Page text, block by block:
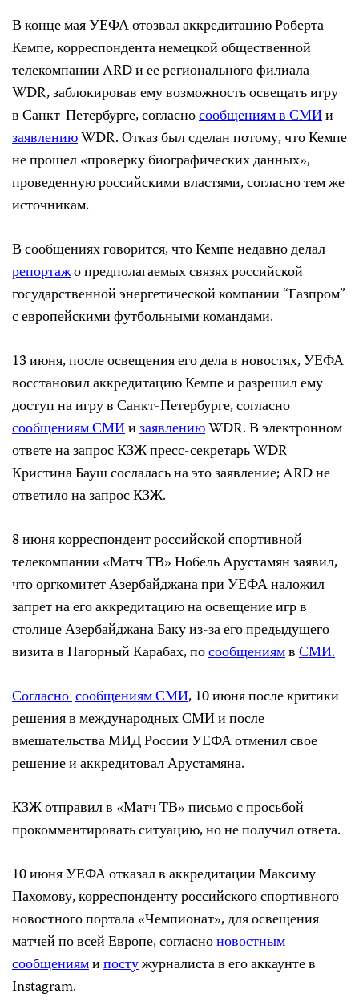
В конце мая УЕФА отозвал аккредитацию Роберта
Кемпе, корреспондента немецкой общественной
телекомпании ARD и ее регионального филиала
WDR, заблокировав ему возможность освещать игру
в Санкт-Петербурге, согласносообщениям в СМИи
заявлениюWDR. Отказ был сделан потому, что Кемпе
не прошел «проверку биографических данных»,
проведенную российскими властями, согласно тем же
источникам.
В сообщениях говорится, что Кемпе недавно делал
репортажо предполагаемых связях российской
государственной энергетической компании “Газпром”
с европейскими футбольными командами.
13 июня, после освещения его дела в новостях, УЕФА
восстановил аккредитацию Кемпе и разрешил ему
доступ на игру в Санкт-Петербурге, согласно
сообщениям СМИизаявлениюWDR. В электронном
ответе на запрос КЗЖ пресс-секретарь WDR
Кристина Бауш сослалась на это заявление; ARD не
ответило на запрос КЗЖ.
8 июня корреспондент российской спортивной
телекомпании «Матч ТВ» Нобель Арустамян заявил,
что оргкомитет Азербайджана при УЕФА наложил
запрет на его аккредитацию на освещение игр в
столице Азербайджана Баку из-за его предыдущего
визита в Нагорный Карабах, посообщениямвСМИ.
Согласносообщениям СМИ, 10 июня после критики
решения в международных СМИ и после
вмешательства МИД России УЕФА отменил свое
решение и аккредитовал Арустамяна.
КЗЖ отправил в «Матч ТВ» письмо с просьбой
прокомментировать ситуацию, но не получил ответа.
10 июня УЕФА отказал в аккредитации Максиму
Пахомову, корреспонденту российского спортивного
новостного портала «Чемпионат», для освещения
матчей по всей Европе, согласноновостным
сообщениямипостужурналиста в его аккаунте в
Instagram.